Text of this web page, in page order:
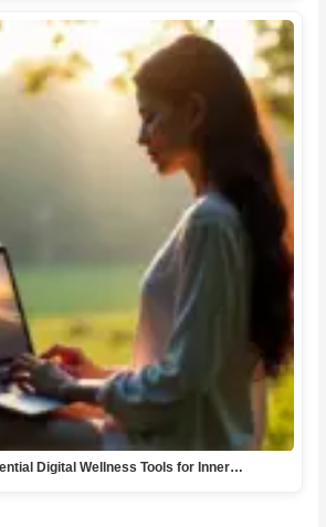
Digital Wellness Tools for Inner…